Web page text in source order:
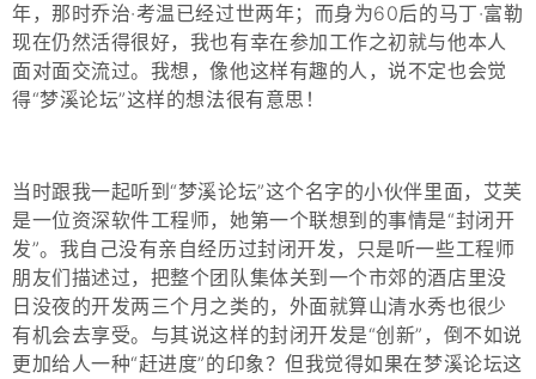
年，那时乔治·考温已经过世两年；而身为60后的马丁·富勒
现在仍然活得很好，我也有幸在参加工作之初就与他本人
面对面交流过。我想，像他这样有趣的人，说不定也会觉
得“梦溪论坛”这样的想法很有意思！
当时跟我一起听到“梦溪论坛”这个名字的小伙伴里面，艾芙
是一位资深软件工程师，她第一个联想到的事情是“封闭开
发”。我自己没有亲自经历过封闭开发，只是听一些工程师
朋友们描述过，把整个团队集体关到一个市郊的酒店里没
日没夜的开发两三个月之类的，外面就算山清水秀也很少
有机会去享受。与其说这样的封闭开发是“创新”，倒不如说
更加给人一种“赶进度”的印象？但我觉得如果在梦溪论坛这